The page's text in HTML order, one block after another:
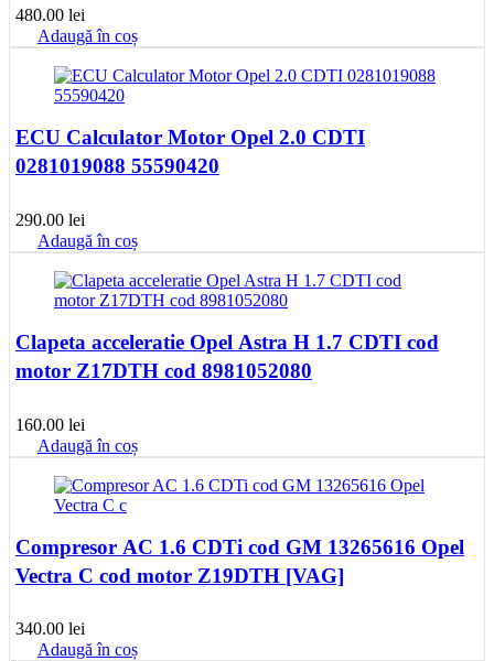
480.00 lei
Adaugă în coș
ECU Calculator Motor Opel 2.0 CDTI
0281019088 55590420
290.00 lei
Adaugă în coș
Clapeta acceleratie Opel Astra H 1.7 CDTI cod
motor Z17DTH cod 8981052080
160.00 lei
Adaugă în coș
Compresor AC 1.6 CDTi cod GM 13265616 Opel
Vectra C cod motor Z19DTH [VAG]
340.00 lei
Adaugă în coș